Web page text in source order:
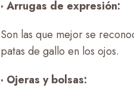
· Arrugas de expresión:
Son las que mejor se
patas de gallo en los ojos.
· Ojeras y bolsas: